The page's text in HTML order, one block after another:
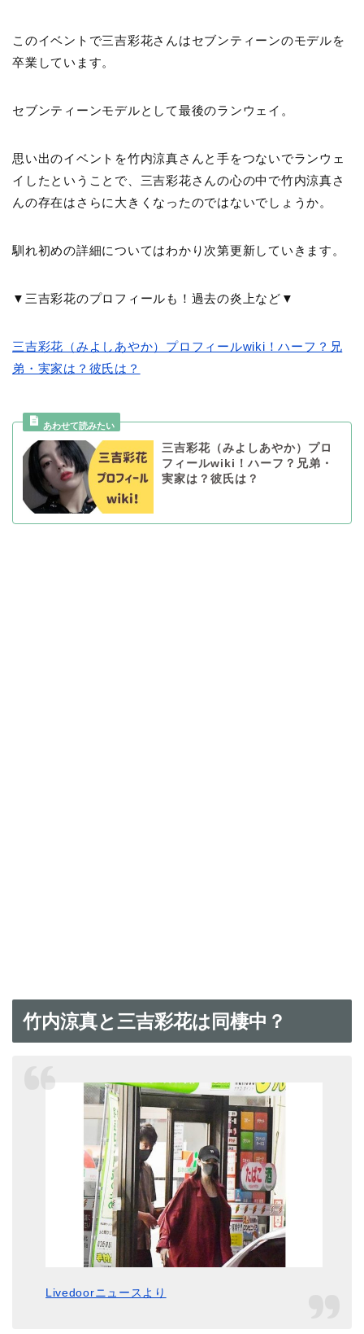
このイベントで三吉彩花さんはセブンティーンのモデルを
卒業しています。
セブンティーンモデルとして最後のランウェイ。
思い出のイベントを竹内涼真さんと手をつないでランウェ
イしたということで、三吉彩花さんの心の中で竹内涼真さ
んの存在はさらに大きくなったのではないでしょうか。
馴れ初めの詳細についてはわかり次第更新していきます。
▼三吉彩花のプロフィールも！過去の炎上など▼
三吉彩花（みよしあやか）プロフィールwiki！ハーフ？兄
弟・実家は？彼氏は？
三吉彩花（みよしあやか）プロ
フィールwiki！ハーフ？兄弟・
実家は？彼氏は？
竹内涼真と三吉彩花は同棲中？
Livedoorニュースより